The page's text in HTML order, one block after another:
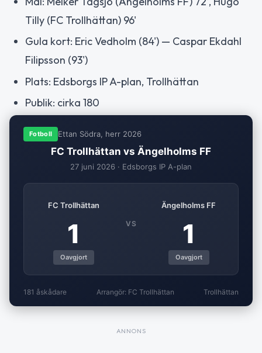
Tilly (FC Trollhättan) 96'
Gula kort: Eric Vedholm (84') — Caspar Ekdahl
Filipsson (93')
Plats: Edsborgs IP A-plan, Trollhättan
Publik: cirka 180
Fotboll Ettan Södra, herr 2026
FC Trollhättan vs Ängelholms FF
27 juni 2026 · Edsborgs IP A-plan
FC Trollhättan
1
Oavgjort
VS
Ängelholms FF
1
Oavgjort
181 åskådare Arrangör: FC Trollhättan Trollhättan
ANNONS